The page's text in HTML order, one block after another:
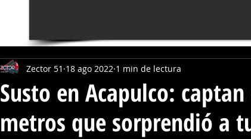
Susto en Acapulco:
metros que sorprendió a
Zector 51 18 ago 2022 1 min de lectura